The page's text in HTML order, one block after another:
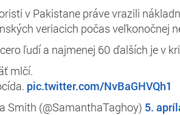
v Pakistane práve vrazili
veriacich počas veľkonočnej
ľudí a najmenej 60 ďalších je v
mlčí.
pic.twitter.com/NvBaGHVQh1
Smith (@SamanthaTaghoy) 5.